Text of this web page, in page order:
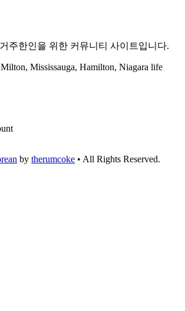
주한인을 위한 커뮤니티 사이트입니다.
Mississauga, Hamilton, Niagara life
bytherumcoke • All Rights Reserved.